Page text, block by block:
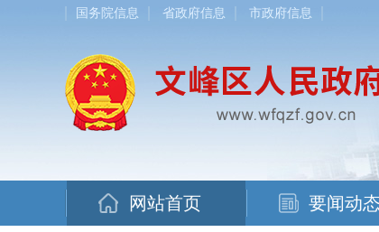
国务院信息 省政府信息 市政府信息
网站首页 要闻动态